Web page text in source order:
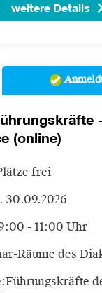
weitere Details
(online)
frei
30.09.2026
- 11:00 Uhr
Räume des
Führungskräfte